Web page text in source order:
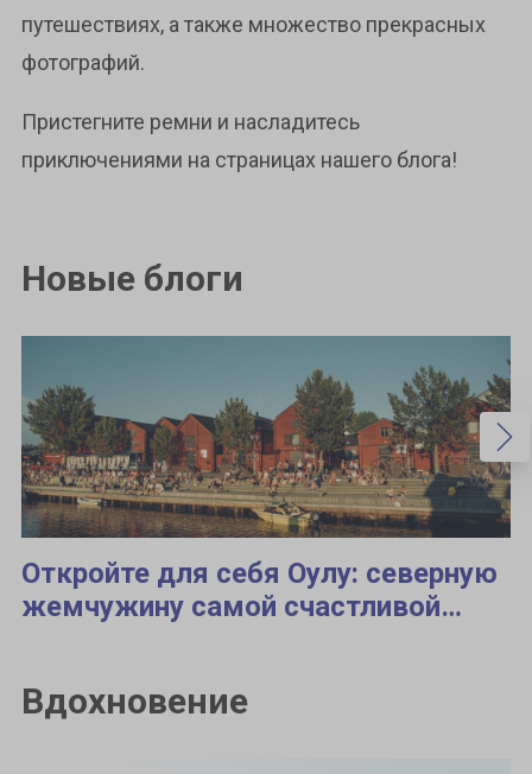
путешествиях, а также множество прекрасных
фотографий.
Пристегните ремни и насладитесь
приключениями на страницах нашего блога!
Новые блоги
Откройте для себя Оулу: северную
жемчужину самой счастливой
Вдохновение